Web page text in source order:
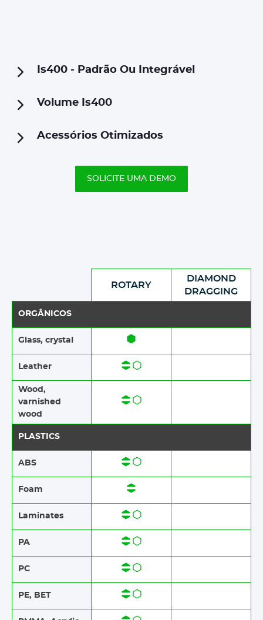
Is400 - Padrão Ou Integrável
Volume Is400
Acessórios Otimizados
SOLICITE UMA DEMO
ROTARY
DIAMOND
DRAGGING
ORGÂNICOS
Glass, crystal
Leather
Wood​​,
varnished
wood
PLASTICS
ABS​​
Foam​​
Laminates​​
PA
PC
PE, BET